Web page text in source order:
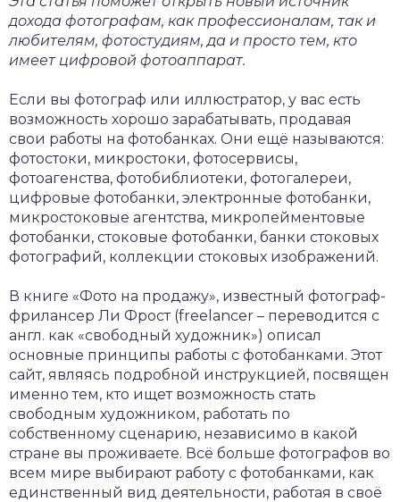
дохода фотографам, как профессионалам, так и
любителям, фотостудиям, да и просто тем, кто
имеет цифровой фотоаппарат.
Если вы фотограф или иллюстратор, у вас есть
возможность хорошо зарабатывать, продавая
свои работы на фотобанках. Они ещё называются:
фотостоки, микростоки, фотосервисы,
фотоагенства, фотобиблиотеки, фотогалереи,
цифровые фотобанки, электронные фотобанки,
микростоковые агентства, микропейментовые
фотобанки, стоковые фотобанки, банки стоковых
фотографий, коллекции стоковых изображений.
В книге «Фото на продажу», известный фотограф-
фрилансер Ли Фрост (freelancer – переводится с
англ. как «свободный художник») описал
основные принципы работы с фотобанками. Этот
сайт, являясь подробной инструкцией, посвящен
именно тем, кто ищет возможность стать
свободным художником, работать по
собственному сценарию, независимо в какой
стране вы проживаете. Всё больше фотографов во
всем мире выбирают работу с фотобанками, как
единственный вид деятельности, работая в своё